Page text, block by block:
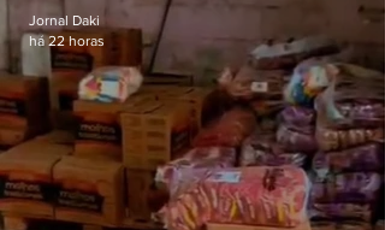
Jornal Daki
há 22 horas